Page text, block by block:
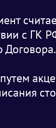
с ГК
Договора.